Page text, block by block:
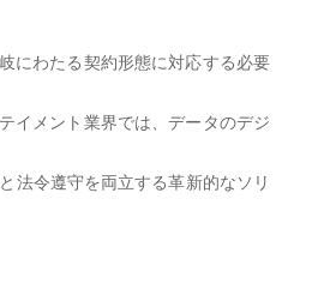
にわたる契約形態に対応する必要
イメント業界では、データのデジ
法令遵守を両立する革新的なソリ